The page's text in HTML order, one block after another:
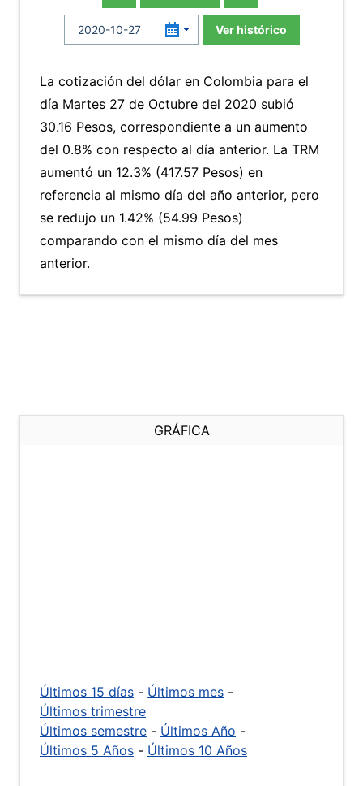
Ver histórico
La cotización del dólar en Colombia para el
día Martes 27 de Octubre del 2020 subió
30.16 Pesos, correspondiente a un aumento
del 0.8% con respecto al día anterior. La TRM
aumentó un 12.3% (417.57 Pesos) en
referencia al mismo día del año anterior, pero
se redujo un 1.42% (54.99 Pesos)
comparando con el mismo día del mes
anterior.
GRÁFICA
Últimos 15 días - Últimos mes -
Últimos trimestre
Últimos semestre - Últimos Año -
Últimos 5 Años - Últimos 10 Años